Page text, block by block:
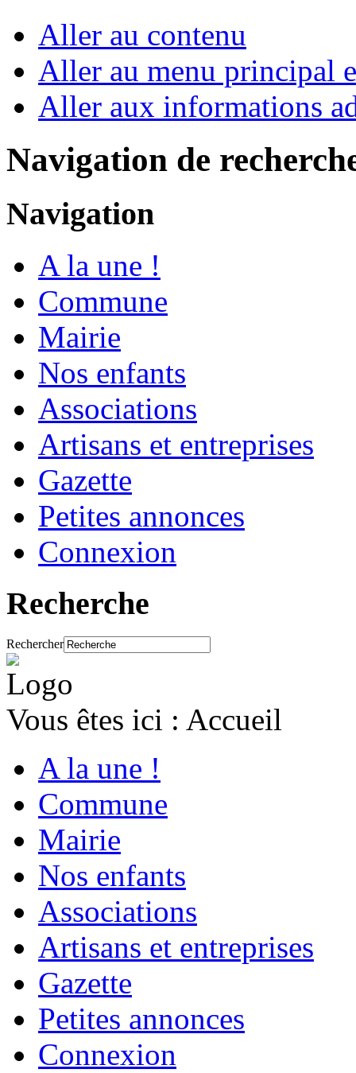
Aller au contenu
Aller au menu principal
Aller aux informations
Navigation de
Navigation
A la une !
Commune
Mairie
Nos enfants
Associations
Artisans et entreprises
Gazette
Petites annonces
Connexion
Recherche
Rechercher
Vous êtes ici : Accueil
A la une !
Commune
Mairie
Nos enfants
Associations
Artisans et entreprises
Gazette
Petites annonces
Connexion